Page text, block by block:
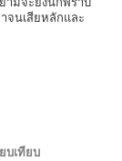
จนเสียหลักและ
บเทียบ